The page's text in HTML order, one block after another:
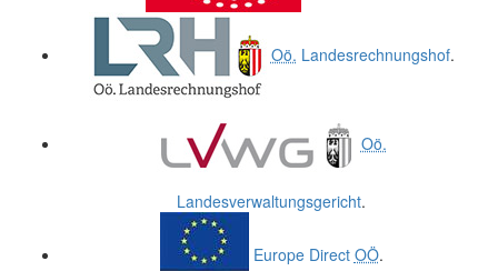
Oö. Landesrechnungshof.
Oö.
Landesverwaltungsgericht.
Europe Direct OÖ.